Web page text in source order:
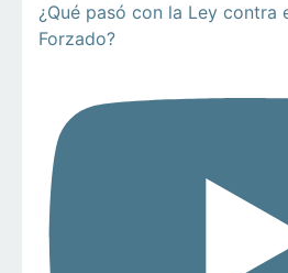
¿Qué pasó con la Ley contra
Forzado?